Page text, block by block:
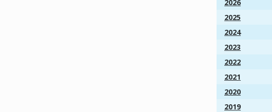
2026
2025
2024
2023
2022
2021
2020
2019